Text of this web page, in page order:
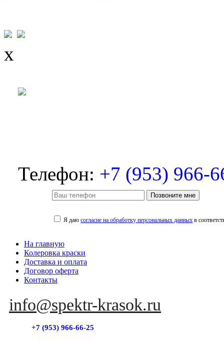
x
Телефон: +7 (953) 966-
Позвоните мне
Я даюсогласие на обработку персональных данных в
На главную
Колеровка краски
Доставка и оплата
Договор оферта
Контакты
info@spektr-krasok.ru
+7 (953) 966-66-25